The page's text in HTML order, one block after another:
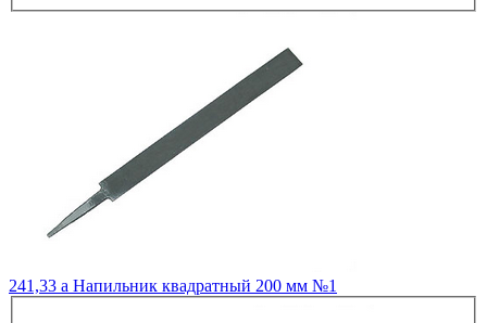
241,33 a Напильник квадратный 200 мм №1